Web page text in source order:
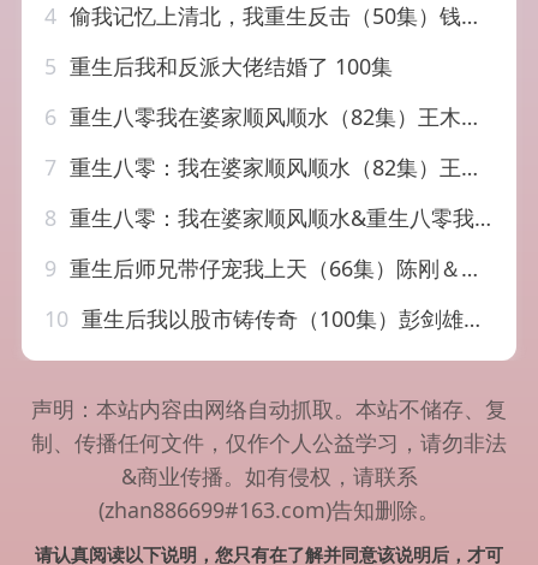
4 偷我记忆上清北，我重生反击（50集）钱婧睿＆刘星麓
5 重生后我和反派大佬结婚了 100集
6 重生八零我在婆家顺风顺水（82集）王木木&邢铷菲
7 重生八零：我在婆家顺风顺水（82集）王木木&邢铷菲
8 重生八零：我在婆家顺风顺水&重生八零我在婆家顺风顺水（82集）王木木&邢铷菲
9 重生后师兄带仔宠我上天（66集）陈刚＆马菲
10 重生后我以股市铸传奇（100集）彭剑雄＆陈西昔＆赵亦菲&杨添羽
声明：本站内容由网络自动抓取。本站不储存、复
制、传播任何文件，仅作个人公益学习，请勿非法
&商业传播。如有侵权，请联系
(zhan886699#163.com)告知删除。
请认真阅读以下说明，您只有在了解并同意该说明后，才可